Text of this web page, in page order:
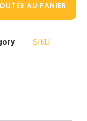
AU PANIER
SIKU